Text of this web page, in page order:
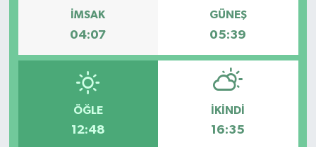
İMSAK
04:07
GÜNEŞ
05:39
ÖĞLE
12:48
İKINDI
16:35